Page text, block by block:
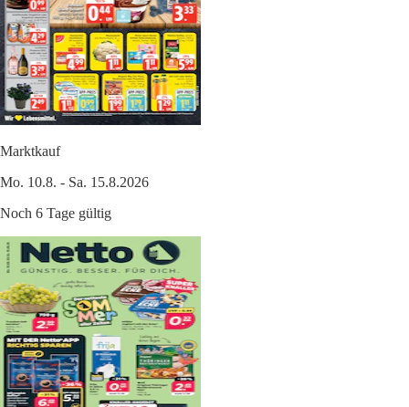
Marktkauf
Mo. 10.8. - Sa. 15.8.2026
Noch 6 Tage gültig